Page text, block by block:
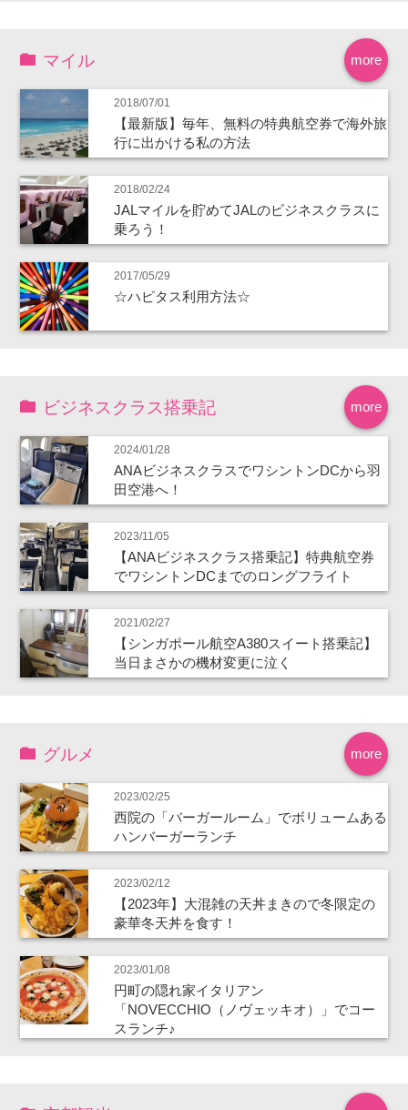
more
マイル
2018/07/01
【最新版】毎年、無料の特典航空券で海外旅
行に出かける私の方法
2018/02/24
JALマイルを貯めてJALのビジネスクラスに
乗ろう！
2017/05/29
☆ハピタス利用方法☆
more
ビジネスクラス搭乗記
2024/01/28
ANAビジネスクラスでワシントンDCから羽
田空港へ！
2023/11/05
【ANAビジネスクラス搭乗記】特典航空券
でワシントンDCまでのロングフライト
2021/02/27
【シンガポール航空A380スイート搭乗記】
当日まさかの機材変更に泣く
more
グルメ
2023/02/25
西院の「バーガールーム」でボリュームある
ハンバーガーランチ
2023/02/12
【2023年】大混雑の天丼まきので冬限定の
豪華冬天丼を食す！
2023/01/08
円町の隠れ家イタリアン
「NOVECCHIO（ノヴェッキオ）」でコー
スランチ♪